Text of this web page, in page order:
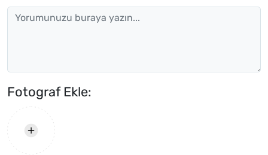
Fotograf Ekle: